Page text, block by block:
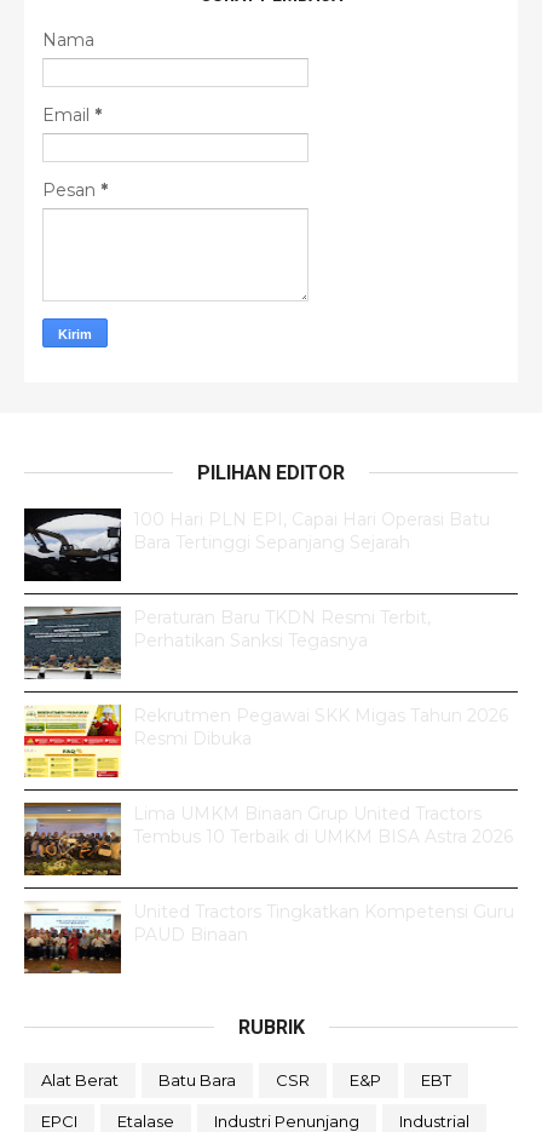
Nama
Email *
Pesan *
PILIHAN EDITOR
100 Hari PLN EPI, Capai Hari Operasi Batu
Bara Tertinggi Sepanjang Sejarah
Peraturan Baru TKDN Resmi Terbit,
Perhatikan Sanksi Tegasnya
Rekrutmen Pegawai SKK Migas Tahun 2026
Resmi Dibuka
Lima UMKM Binaan Grup United Tractors
Tembus 10 Terbaik di UMKM BISA Astra 2026
United Tractors Tingkatkan Kompetensi Guru
PAUD Binaan
RUBRIK
Alat Berat Batu Bara CSR E&P EBT
EPCI Etalase Industri Penunjang Industrial